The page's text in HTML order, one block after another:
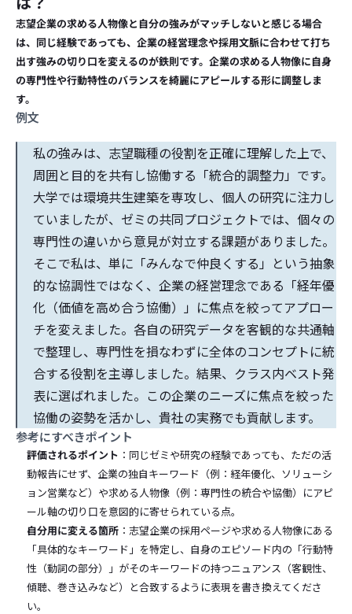
志望企業の求める人物像と自分の強みがマッチしないと感じる場合
は、同じ経験であっても、企業の経営理念や採用文脈に合わせて打ち
出す強みの切り口を変えるのが鉄則です。企業の求める人物像に自身
の専門性や行動特性のバランスを綺麗にアピールする形に調整しま
す。
例文
私の強みは、志望職種の役割を正確に理解した上で、
周囲と目的を共有し協働する「統合的調整力」です。
大学では環境共生建築を専攻し、個人の研究に注力し
ていましたが、ゼミの共同プロジェクトでは、個々の
専門性の違いから意見が対立する課題がありました。
そこで私は、単に「みんなで仲良くする」という抽象
的な協調性ではなく、企業の経営理念である「経年優
化（価値を高め合う協働）」に焦点を絞ってアプロー
チを変えました。各自の研究データを客観的な共通軸
で整理し、専門性を損なわずに全体のコンセプトに統
合する役割を主導しました。結果、クラス内ベスト発
表に選ばれました。この企業のニーズに焦点を絞った
協働の姿勢を活かし、貴社の実務でも貢献します。
参考にすべきポイント
評価されるポイント ：同じゼミや研究の経験であっても、ただの活
動報告にせず、企業の独自キーワード（例：経年優化、ソリューシ
ョン営業など）や求める人物像（例：専門性の統合や協働）にアピ
ール軸の切り口を意図的に寄せられている点。
自分用に変える箇所 ：志望企業の採用ページや求める人物像にある
「具体的なキーワード」を特定し、自身のエピソード内の「行動特
性（動詞の部分）」がそのキーワードの持つニュアンス（客観性、
傾聴、巻き込みなど）と合致するように表現を書き換えてくださ
い。